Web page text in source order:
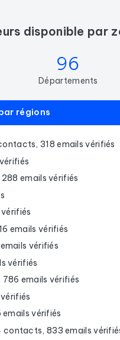
disponible par
96
Départements
régions
318 emails vérifiés
emails vérifiés
emails vérifiés
vérifiés
vérifiés
emails vérifiés
vérifiés
833 emails